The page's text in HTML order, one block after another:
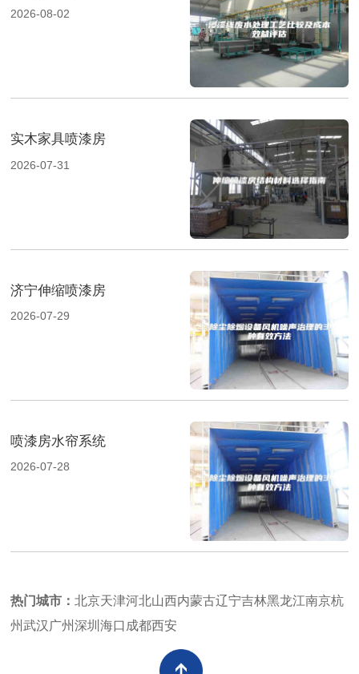
2026-08-02
实木家具喷漆房
2026-07-31
济宁伸缩喷漆房
2026-07-29
喷漆房水帘系统
2026-07-28
热门城市：北京天津河北山西内蒙古辽宁吉林黑龙江南京杭
州武汉 广州深圳海口 成都西安